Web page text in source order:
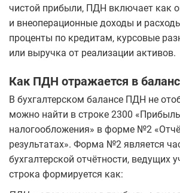
чистой прибыли, ПДН включает как
и внеоперационные доходы и
проценты по кредитам, курсовые
или выручка от реализации активов.
Как ПДН отражается в
В бухгалтерском балансе ПДН не
можно найти в строке 2300
налогообложения» в форме №2
результатах». Форма №2 является
бухгалтерской отчётности, ведущих
строка формируется как: